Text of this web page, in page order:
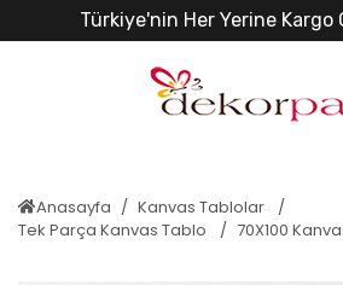
Türkiye'nin Her Yerine Kargo
Anasayfa
Kanvas Tablolar
Tek Parça Kanvas Tablo
70X100